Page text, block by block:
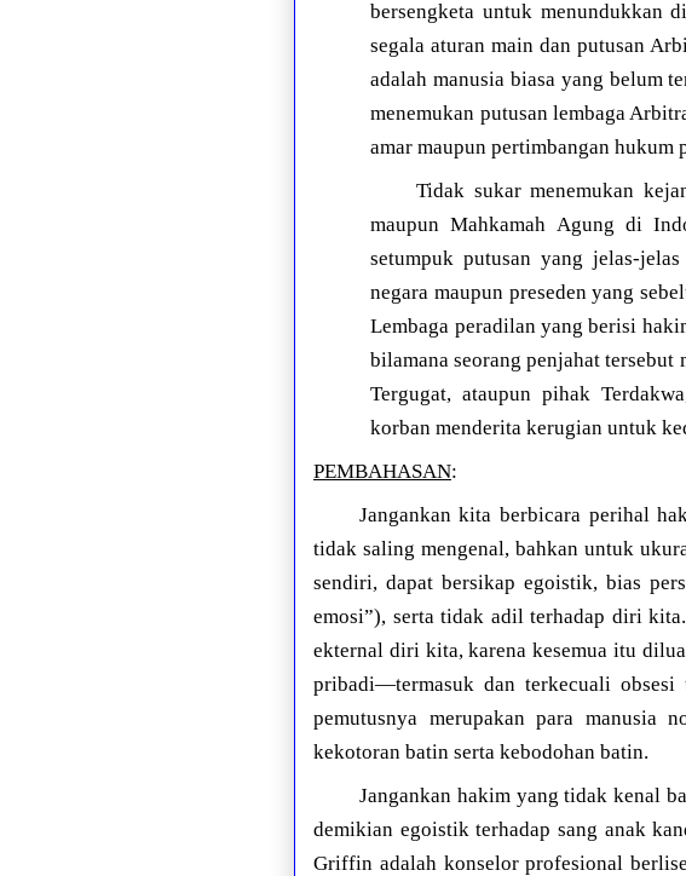
bersengketa untuk menundukkan
segala aturan main dan putusan
adalah manusia biasa yang belum
menemukan putusan lembaga
amar maupun pertimbangan hukum
Tidak sukar menemukan
maupun Mahkamah Agung di
setumpuk putusan yang jelas-
negara maupun preseden yang
Lembaga peradilan yang berisi
bilamana seorang penjahat tersebut
Tergugat, ataupun pihak
korban menderita kerugian untuk
PEMBAHASAN:
Jangankan kita berbicara perihal
tidak saling mengenal, bahkan untuk
sendiri, dapat bersikap egoistik, bias
emosi”), serta tidak adil terhadap diri
ekternal diri kita, karena kesemua itu
pribadi—termasuk dan terkecuali obsesi
pemutusnya merupakan para manusia
kekotoran batin serta kebodohan batin.
Jangankan hakim yang tidak kenal
demikian egoistik terhadap sang anak
Griffin adalah konselor profesional